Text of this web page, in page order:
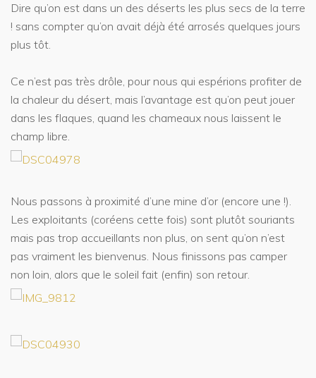
Dire qu’on est dans un des déserts les plus secs de la terre
! sans compter qu’on avait déjà été arrosés quelques jours
plus tôt.
Ce n’est pas très drôle, pour nous qui espérions profiter de
la chaleur du désert, mais l’avantage est qu’on peut jouer
dans les flaques, quand les chameaux nous laissent le
champ libre.
Nous passons à proximité d’une mine d’or (encore une !).
Les exploitants (coréens cette fois) sont plutôt souriants
mais pas trop accueillants non plus, on sent qu’on n’est
pas vraiment les bienvenus. Nous finissons pas camper
non loin, alors que le soleil fait (enfin) son retour.